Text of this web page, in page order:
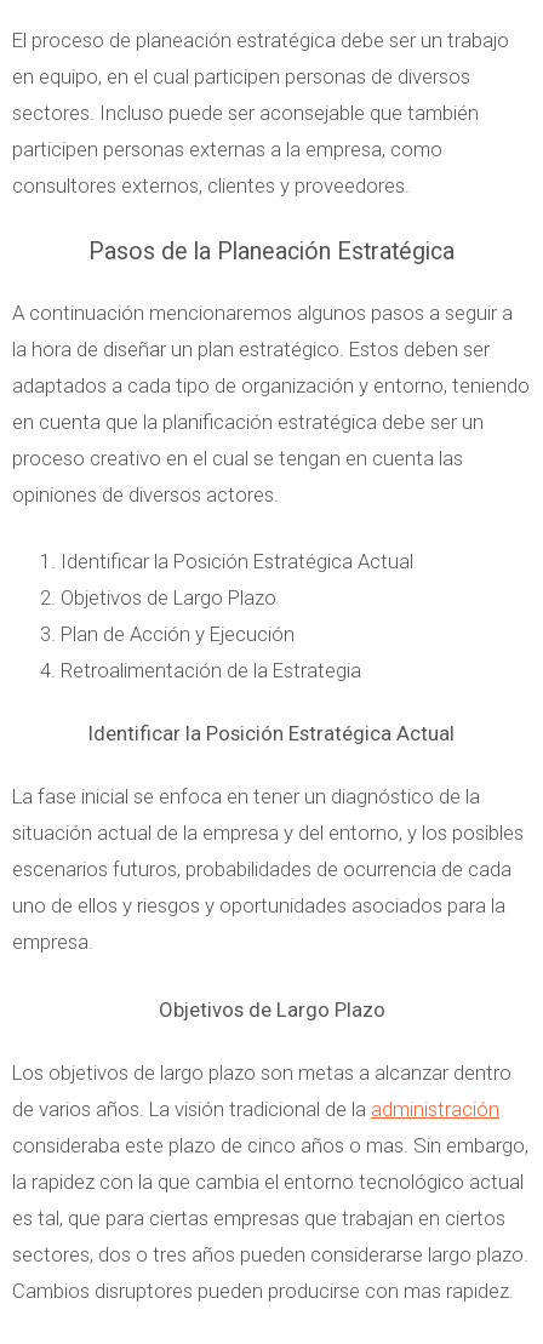
El proceso de planeación estratégica debe ser un trabajo
en equipo, en el cual participen personas de diversos
sectores. Incluso puede ser aconsejable que también
participen personas externas a la empresa, como
consultores externos, clientes y proveedores.
Pasos de la Planeación Estratégica
A continuación mencionaremos algunos pasos a seguir a
la hora de diseñar un plan estratégico. Estos deben ser
adaptados a cada tipo de organización y entorno, teniendo
en cuenta que la planificación estratégica debe ser un
proceso creativo en el cual se tengan en cuenta las
opiniones de diversos actores.
Identificar la Posición Estratégica Actual
Objetivos de Largo Plazo
Plan de Acción y Ejecución
Retroalimentación de la Estrategia
Identificar la Posición Estratégica Actual
La fase inicial se enfoca en tener un diagnóstico de la
situación actual de la empresa y del entorno, y los posibles
escenarios futuros, probabilidades de ocurrencia de cada
uno de ellos y riesgos y oportunidades asociados para la
empresa.
Objetivos de Largo Plazo
Los objetivos de largo plazo son metas a alcanzar dentro
de varios años. La visión tradicional de la administración
consideraba este plazo de cinco años o mas. Sin embargo,
la rapidez con la que cambia el entorno tecnológico actual
es tal, que para ciertas empresas que trabajan en ciertos
sectores, dos o tres años pueden considerarse largo plazo.
Cambios disruptores pueden producirse con mas rapidez.